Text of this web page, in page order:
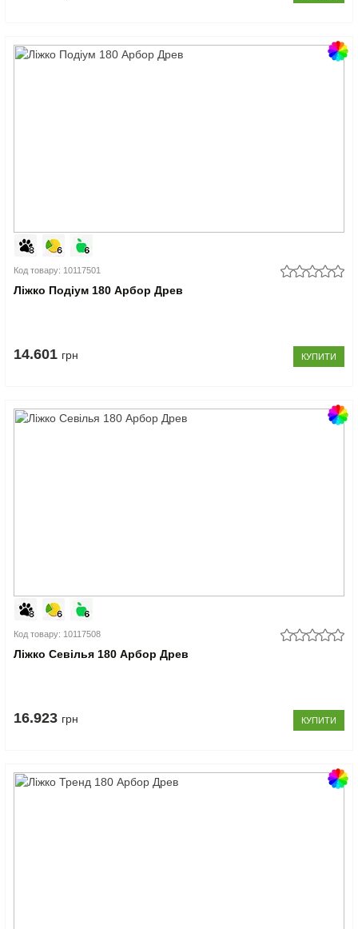
Код товару: 10117501
Ліжко Подіум 180 Арбор Древ
14.601 грн КУПИТИ
Код товару: 10117508
Ліжко Севілья 180 Арбор Древ
16.923 грн КУПИТИ